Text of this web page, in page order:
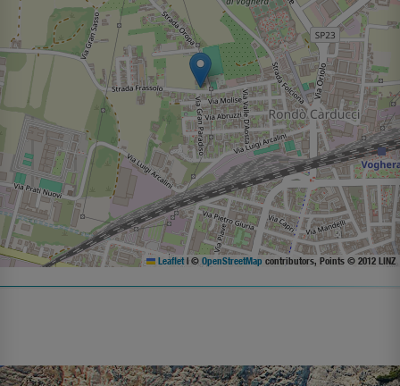
Leaflet | © OpenStreetMap contributors, Points © 2012 LINZ